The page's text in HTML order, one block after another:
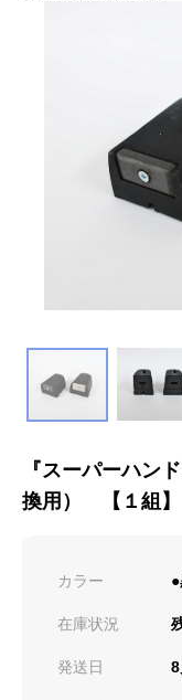
『スーパーハン
換用） 【１組】
カラー
在庫状況
発送日